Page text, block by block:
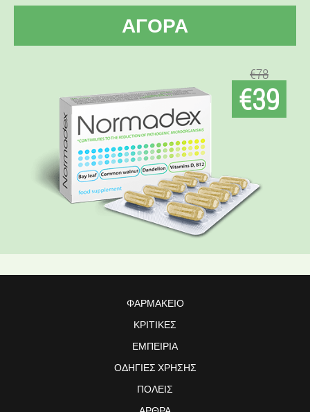
ΑΓΟΡΆ
€78
€39
ΦΑΡΜΑΚΕΊΟ
ΚΡΙΤΙΚΈΣ
ΕΜΠΕΙΡΊΑ
ΟΔΗΓΊΕΣ ΧΡΉΣΗΣ
ΠΌΛΕΙΣ